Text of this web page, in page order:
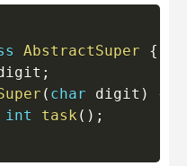
AbstractSuper
{
;
( char digit ) {
int task ( ) ;